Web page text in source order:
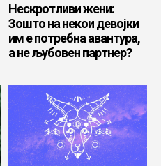
Нескротливи жени:
Зошто на некои девојки
им е потребна авантура,
а не љубовен партнер?